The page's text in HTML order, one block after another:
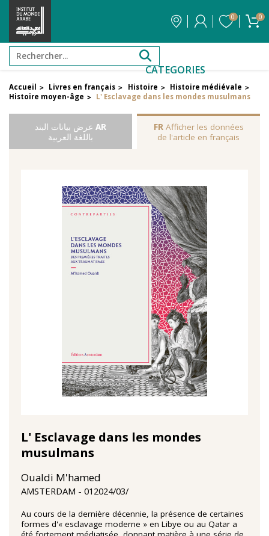
0 0
CATEGORIES
Accueil > Livres en français > Histoire > Histoire médiévale >
Histoire moyen-âge > L' Esclavage dans les mondes musulmans
AR عرض بيانات البند
باللغة العربية
FRAfficher les données
de l'article en français
L' Esclavage dans les mondes
musulmans
Oualdi M'hamed
AMSTERDAM 01‏/03‏/2024
Au cours de la dernière décennie, la présence de certaines
formes d'« esclavage moderne » en Libye ou au Qatar a